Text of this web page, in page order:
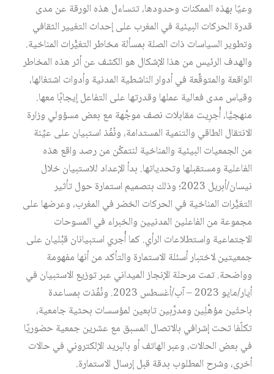
وعيًا بهذه الممكنات وحدودها، تتساءل هذه الورقة عن مدى
قدرة الحركات البيئية في المغرب على إحداث التغيير الثقافي
وتطوير السياسات ذات الصلة بمسألة مخاطر التغيُّرات المناخية.
والهدف الرئيس من هذا الإشكال هو الكشف عن أثر هذه المخاطر
الواقعة والمتوقَّعة في أدوار الناشطية المدنية وأدوات اشتغالها،
وقياس مدى فعالية عملها وقدرتها على التفاعل إيجابًا معها.
منهجيًّا، أُجرِيت مقابلات نصف موجَّهة مع بعض مسؤولي وزارة
الانتقال الطاقي والتنمية المستدامة، ونُفّذ استبيان على عيِّنة
من الجمعيات البيئية والمناخية لنتمكّن من رصد واقع هذه
الفاعلية ومستقبلها وتحدياتها. بدأ الإعداد للاستبيان خلال
نيسان/أبريل 2023؛ وذلك بتصميم استمارة حول تأثير
التغيُّرات المناخية في الحركات الخضر في المغرب، وعرضها على
مجموعة من الفاعلين المدنيين والخبراء في المسوحات
الاجتماعية واستطلاعات الرأي. كما أُجري استبيانان قبْليان على
جمعيتين لاختبار أسئلة الاستمارة والتأكد من أنها مفهومة
وواضحة. تمت مرحلة الإنجاز الميداني عبر توزيع الاستبيان في
أيار/مايو 2023 – آب/أغسطس 2023. ونُفّذت بمساعدة
باحثَين مؤهَّلِين ومدرَّبين تابعين لمؤسسات بحثية جامعية،
تكلّفا تحت إشرافي بالاتصال المسبق مع عشرين جمعية حضوريًا
في بعض الحالات، وعبر الهاتف أو بالبريد الإلكتروني في حالات
أخرى، وشرح المطلوب بدقة قبل إرسال الاستمارة.